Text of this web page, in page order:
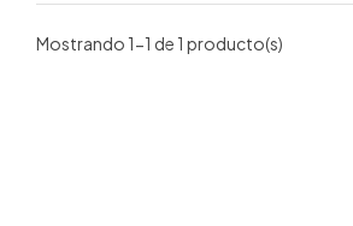
Mostrando 1-1 de 1 producto(s)